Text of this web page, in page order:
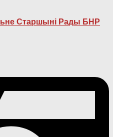
Старшыні Рады БНР